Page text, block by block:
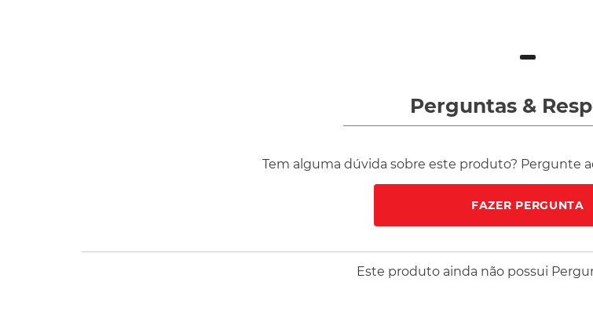
Perguntas &
Tem alguma dúvida sobre este produto? Pergunte
FAZER PERGUNTA
Este produto ainda não possui